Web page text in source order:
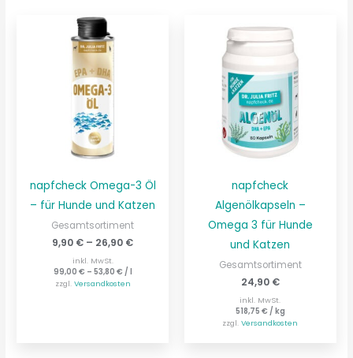
napfcheck Omega-3 Öl
– für Hunde und Katzen
Gesamtsortiment
9,90 € – 26,90 €
inkl. MwSt.
99,00 € – 53,80 € /
zzgl. Versandkosten
napfcheck
Algenölkapseln –
Omega 3 für Hunde
und Katzen
Gesamtsortiment
24,90 €
inkl. MwSt.
518,75 € / kg
zzgl.Versandkosten